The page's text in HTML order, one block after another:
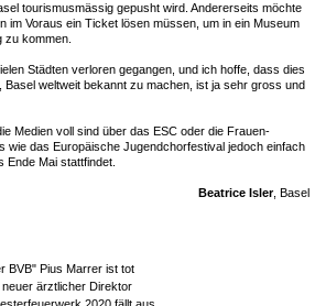
tourismusmässig gepusht wird. Andererseits möchte
im Voraus ein Ticket lösen müssen, um in ein Museum
zu kommen.
Städten verloren gegangen, und ich hoffe, dass dies
weltweit bekannt zu machen, ist ja sehr gross und
Medien voll sind über das ESC oder die Frauen-
wie das Europäische Jugendchorfestival jedoch einfach
Ende Mai stattfindet.
Beatrice Isler, Basel
BVB" Pius Marrer ist tot
ärztlicher Direktor